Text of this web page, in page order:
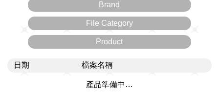
Brand
File Category
Product
日期 檔案名稱
產品準備中…